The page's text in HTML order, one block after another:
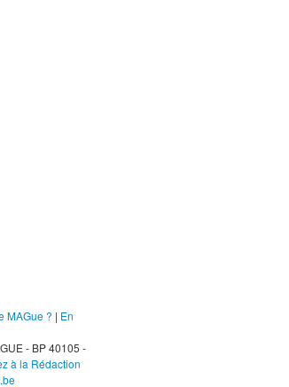
MAGue ? | En
- BP 40105 -
à la Rédaction